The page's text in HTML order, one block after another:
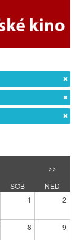
>>
SOB
NED
1
2
8 9